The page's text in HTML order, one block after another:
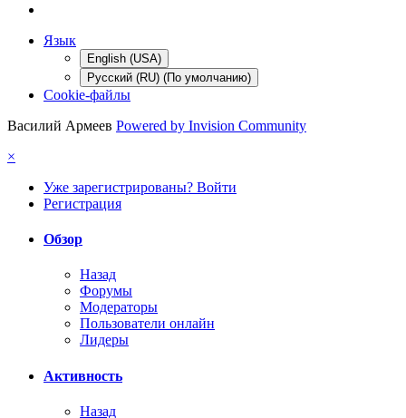
Язык
English (USA)
Русский (RU) (По умолчанию)
Cookie-файлы
Василий Армеев Powered by Invision Community
×
Уже зарегистрированы? Войти
Регистрация
Обзор
Назад
Форумы
Модераторы
Пользователи онлайн
Лидеры
Активность
Назад